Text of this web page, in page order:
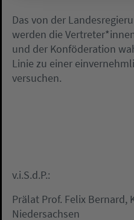
Das von der
werden die
und der Konföderation
Linie zu einer
versuchen.
v.i.S.d.P.:
Prälat Prof. Felix Bernard,
Niedersachsen